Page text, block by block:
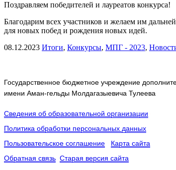
Поздравляем победителей и лауреатов конкурса!
Благодарим всех участников и желаем им
для новых побед и рождения новых идей.
08.12.2023 Итоги, Конкурсы, МПГ - 2023,
Государственное бюджетное учреждение
имени Аман-гельды Молдагазыевича Тулеева
Сведения об образовательной организации
Политика обработки персональных данных
Пользовательское соглашение
Карта сайта
Обратная связь Старая версия сайта